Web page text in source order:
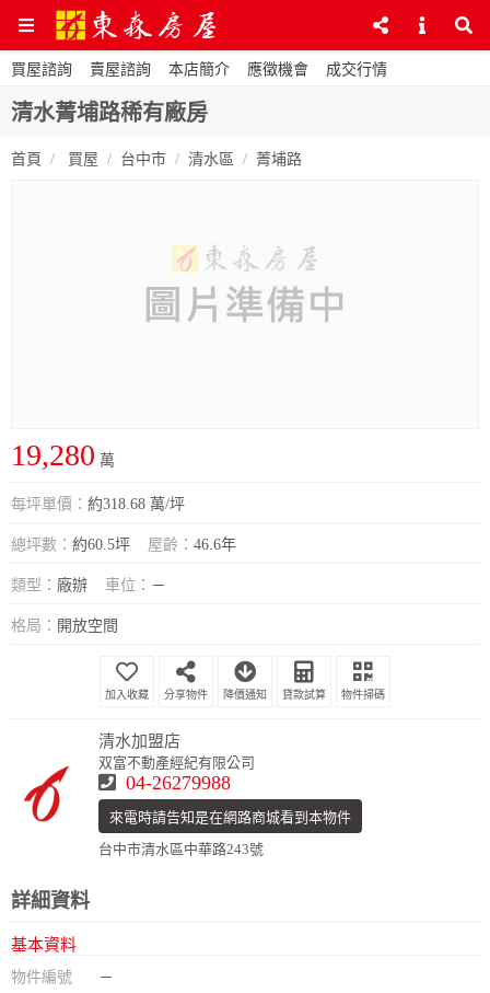
買屋諮詢 賣屋諮詢 本店簡介 應徵機會 成交行情
清水菁埔路稀有廠房
首頁 買屋 台中市 清水區 菁埔路
19,280 萬
每坪單價： 約318.68 萬/坪
總坪數： 約60.5坪 屋齡： 46.6年
類型： 廠辦 車位： －
格局： 開放空間
分享物件 降價通知 貸款試算 物件掃碼
清水加盟店
双富不動產經紀有限公司
04-26279988
來電時請告知是在網路商城看到本物件
台中市清水區中華路243號
詳細資料
基本資料
物件編號
－